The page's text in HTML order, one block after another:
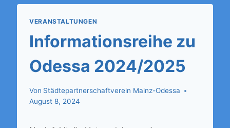
VERANSTALTUNGEN
Informationsreihe zu
Odessa 2024/2025
Von Städtepartnerschaftverein Mainz-Odessa
August 8, 2024